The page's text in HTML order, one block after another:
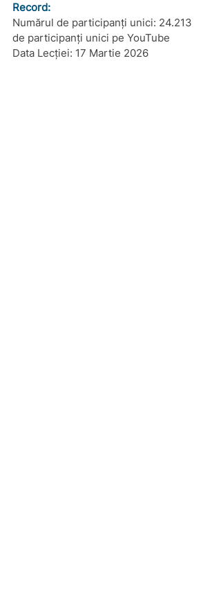
Record:
Numărul de participanți unici: 24.213
de participanți unici pe YouTube
Data Lecției: 17 Martie 2026